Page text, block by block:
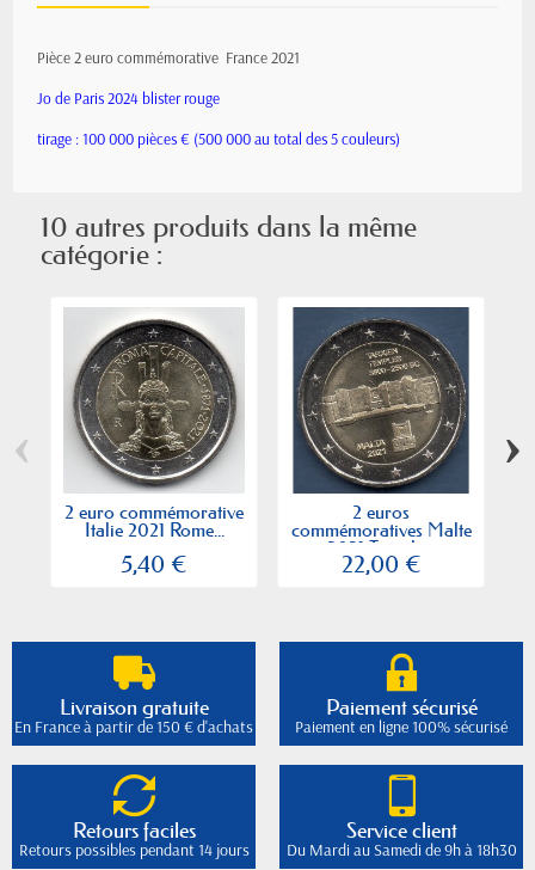
Pièce 2 euro commémorative France 2021
Jo de Paris 2024 blister rouge
tirage : 100 000 pièces € (500 000 au total des 5 couleurs)
10 autres produits dans la même
catégorie :
2 euro commémorative
Italie 2021 Rome...
5,40 €
2 euros
commémoratives Malte
2021 Temple...
22,00 €
‹ ›
Livraison gratuite
En France à partir de 150 € d'achats
Paiement sécurisé
Paiement en ligne 100% sécurisé
Retours faciles
Retours possibles pendant 14 jours
Service client
Du Mardi au Samedi de 9h à 18h30